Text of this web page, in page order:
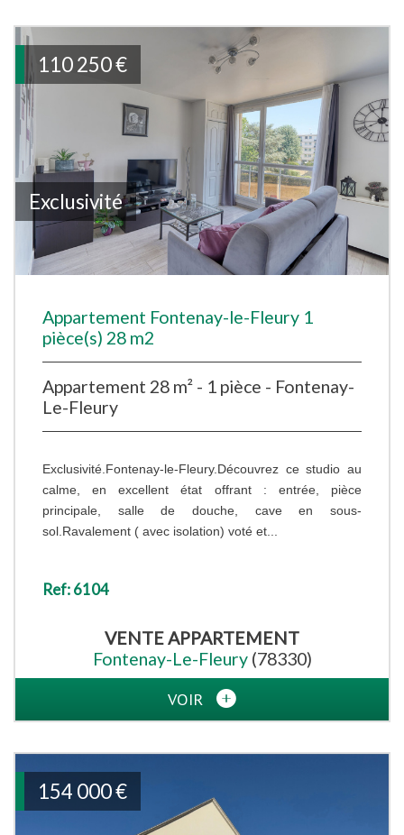
Exclusivité
110 250€
Appartement Fontenay-le-Fleury 1
pièce(s) 28 m2
Appartement 28 m² - 1 pièce - Fontenay-
Le-Fleury
Exclusivité.Fontenay-le-Fleury.Découvrez ce studio au
calme, en excellent état offrant : entrée, pièce
principale, salle de douche, cave en sous-
sol.Ravalement ( avec isolation) voté et...
Ref: 6104
VENTEAPPARTEMENT
Fontenay-Le-Fleury (78330)
VOIR
154 000€